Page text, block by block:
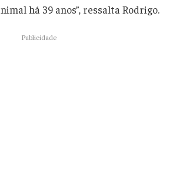
há 39 anos”, ressalta Rodrigo.
Publicidade